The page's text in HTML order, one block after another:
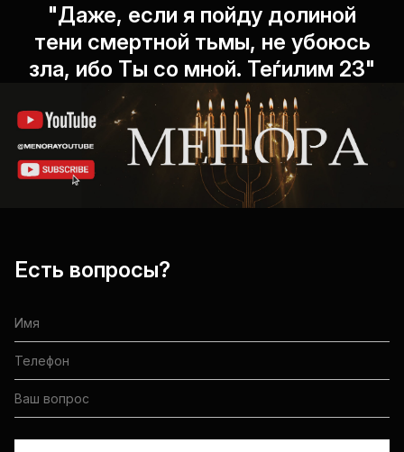
"Даже, если я пойду долиной
тени смертной тьмы, не убоюсь
зла, ибо Ты со мной. Теѓилим 23"
Есть вопросы?